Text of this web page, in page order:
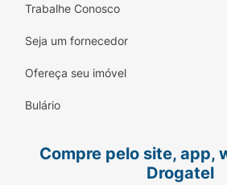
Modo de Uso:
Umedeça o rosto com
Aplique uma pequena
crescimento do pelo.
Após o barbear,
Trabalhe Conosco
Seja um fornecedor
Ofereça seu imóvel
Bulário
Compre pelo site, app,
Drogatel